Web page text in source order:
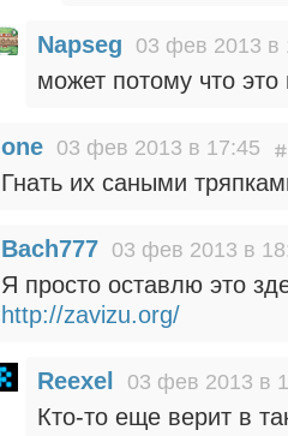
Napseg 03 фев 2013 в
может потому что это
one 03 фев 2013 в 17:45
Гнать их саными
Bach777 03 фев 2013 в
Я просто оставлю это
http://zavizu.org/
Reexel 03 фев 2013 в
Кто-то еще верит в